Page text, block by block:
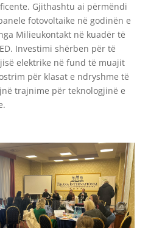
Gjithashtu ai përmëndi
fotovoltaike në godinën e
Milieukontakt në kuadër të
Investimi shërben për të
elektrike në fund të muajit
për klasat e ndryshme të
trajnime për teknologjinë e